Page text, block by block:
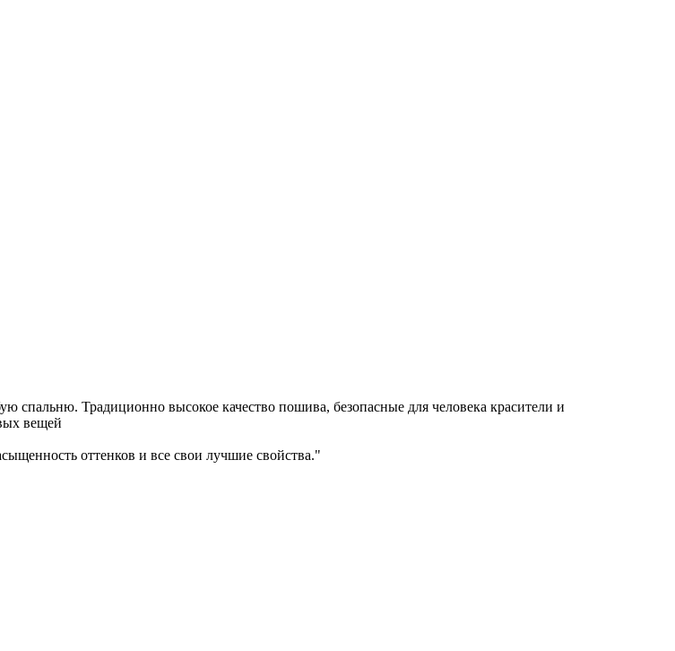
Традиционно высокое качество пошива, безопасные для человека красители и
вещей
оттенков и все свои лучшие свойства."